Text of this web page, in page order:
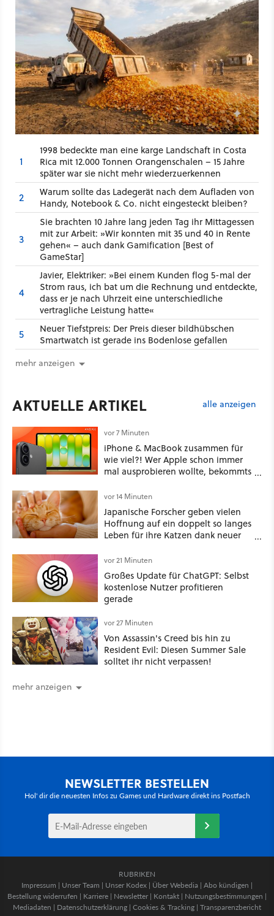
1
1998 bedeckte man eine karge Landschaft in Costa
Rica mit 12.000 Tonnen Orangenschalen – 15 Jahre
später war sie nicht mehr wiederzuerkennen
2
Warum sollte das Ladegerät nach dem Aufladen von
Handy, Notebook & Co. nicht eingesteckt bleiben?
3
Sie brachten 10 Jahre lang jeden Tag ihr Mittagessen
mit zur Arbeit: »Wir konnten mit 35 und 40 in Rente
gehen« – auch dank Gamification [Best of
GameStar]
4
Javier, Elektriker: »Bei einem Kunden flog 5-mal der
Strom raus, ich bat um die Rechnung und entdeckte,
dass er je nach Uhrzeit eine unterschiedliche
vertragliche Leistung hatte«
5
Neuer Tiefstpreis: Der Preis dieser bildhübschen
Smartwatch ist gerade ins Bodenlose gefallen
mehr anzeigen
AKTUELLE ARTIKEL alle anzeigen
vor 7 Minuten
iPhone & MacBook zusammen für
wie viel?! Wer Apple schon immer
mal ausprobieren wollte, bekommts
günstig
vor 14 Minuten
Japanische Forscher geben vielen
Hoffnung auf ein doppelt so langes
Leben für ihre Katzen dank neuer
Community-Diskussion zeigt, dass
es nicht so einfach ist
vor 21 Minuten
Großes Update für ChatGPT: Selbst
kostenlose Nutzer profitieren
gerade
vor 27 Minuten
Von Assassin's Creed bis hin zu
Resident Evil: Diesen Summer Sale
solltet ihr nicht verpassen!
mehr anzeigen
NEWSLETTER BESTELLEN
Hol' dir die neuesten Infos zu Games und Hardware direkt ins Postfach
RUBRIKEN
Impressum | Unser Team | Unser Kodex | Über Webedia | Abo kündigen |
Bestellung widerrufen | Karriere | Newsletter | Kontakt | Nutzungsbestimmungen |
Mediadaten | Datenschutzerklärung | Cookies & Tracking | Transparenzbericht